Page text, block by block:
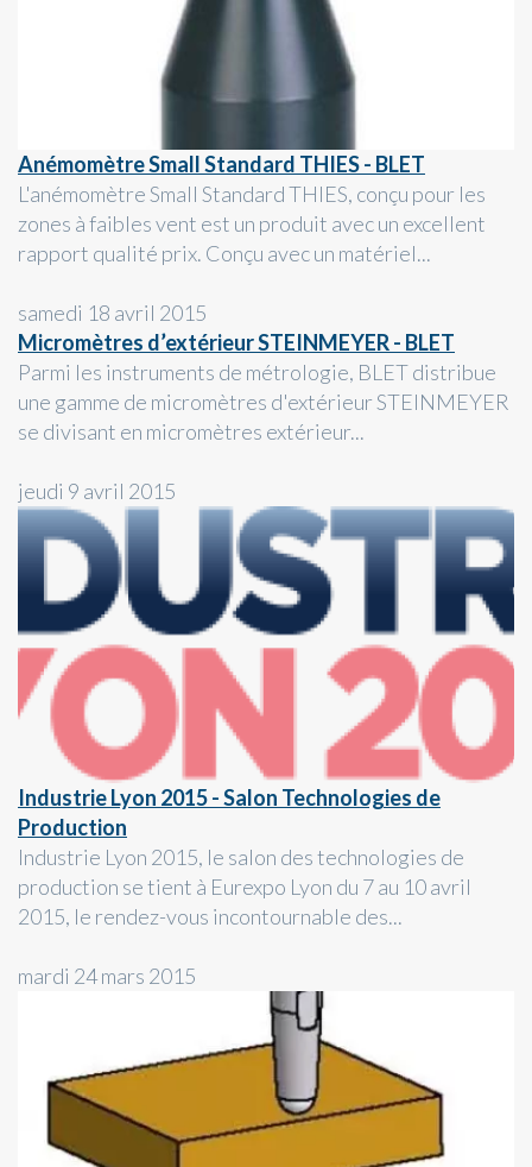
Anémomètre Small Standard THIES - BLET
L'anémomètre Small Standard THIES, conçu pour les
zones à faibles vent est un produit avec un excellent
rapport qualité prix. Conçu avec un matériel...
samedi 18 avril 2015
Micromètres d’extérieur STEINMEYER - BLET
Parmi les instruments de métrologie, BLET distribue
une gamme de micromètres d'extérieur STEINMEYER
se divisant en micromètres extérieur...
jeudi 9 avril 2015
Industrie Lyon 2015 - Salon Technologies de
Production
Industrie Lyon 2015, le salon des technologies de
production se tient à Eurexpo Lyon du 7 au 10 avril
2015, le rendez-vous incontournable des...
mardi 24 mars 2015